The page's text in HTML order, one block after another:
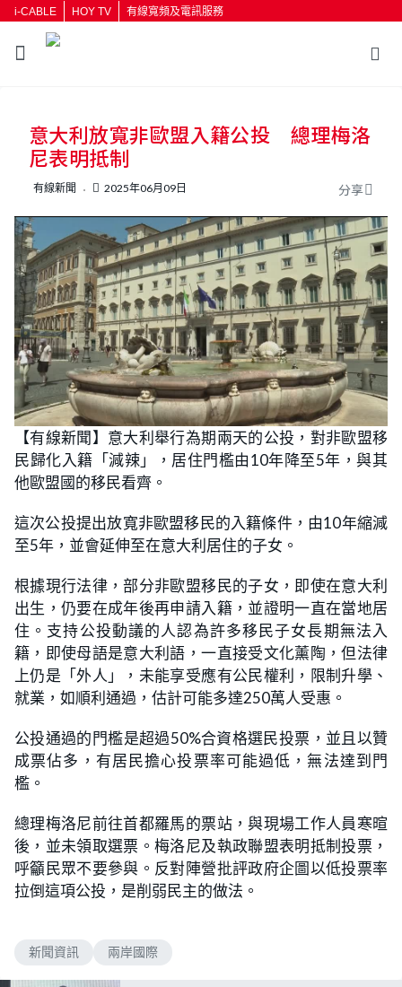
i-CABLE HOY TV 有線寬頻及電訊服務
按輸入鍵開始搜尋
意大利放寬非歐盟入籍公投 總理梅洛
尼表明抵制
有線新聞 2025年06月09日 分享
【有線新聞】意大利舉行為期兩天的公投，對非歐盟移
民歸化入籍「減辣」，居住門檻由10年降至5年，與其
他歐盟國的移民看齊。
這次公投提出放寬非歐盟移民的入籍條件，由10年縮減
至5年，並會延伸至在意大利居住的子女。
根據現行法律，部分非歐盟移民的子女，即使在意大利
出生，仍要在成年後再申請入籍，並證明一直在當地居
住。支持公投動議的人認為許多移民子女長期無法入
籍，即使母語是意大利語，一直接受文化薰陶，但法律
上仍是「外人」，未能享受應有公民權利，限制升學、
就業，如順利通過，估計可能多達250萬人受惠。
公投通過的門檻是超過50%合資格選民投票，並且以贊
成票佔多，有居民擔心投票率可能過低，無法達到門
檻。
總理梅洛尼前往首都羅馬的票站，與現場工作人員寒暄
後，並未領取選票。梅洛尼及執政聯盟表明抵制投票，
呼籲民眾不要參與。反對陣營批評政府企圖以低投票率
拉倒這項公投，是削弱民主的做法。
新聞資訊 兩岸國際